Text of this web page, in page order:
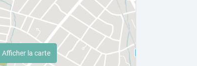
Afficher la carte